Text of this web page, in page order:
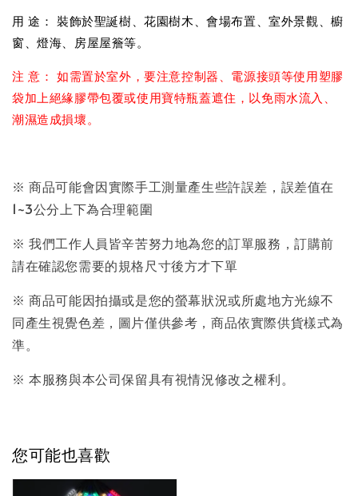
用 途： 裝飾於聖誕樹、花園樹木、會場布置、室外景觀、櫥
窗、燈海、房屋屋簷等。
注 意： 如需置於室外，要注意控制器、電源接頭等使用塑膠
袋加上絕緣膠帶包覆或使用寶特瓶蓋遮住，以免雨水流入、
潮濕造成損壞。
※ 商品可能會因實際手工測量產生些許誤差，誤差值在
1~3公分上下為合理範圍
※ 我們工作人員皆辛苦努力地為您的訂單服務，訂購前
請在確認您需要的規格尺寸後方才下單
※ 商品可能因拍攝或是您的螢幕狀況或所處地方光線不
同產生視覺色差，圖片僅供參考，商品依實際供貨樣式為
準。
※ 本服務與本公司保留具有視情況修改之權利。
您可能也喜歡